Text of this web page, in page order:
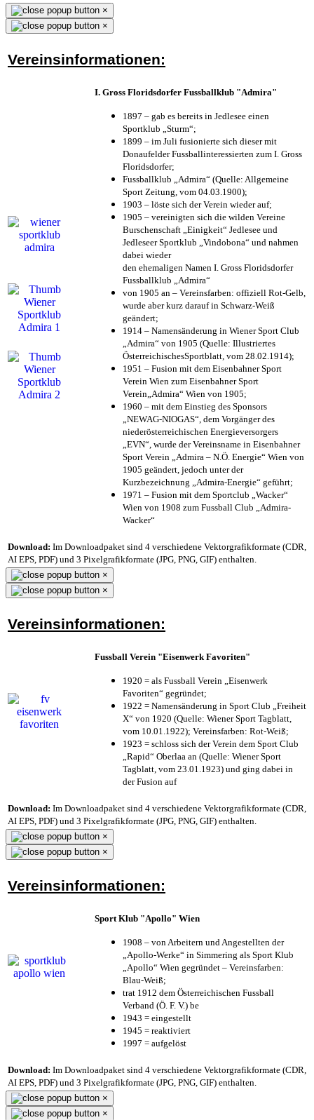
×
×
Vereinsinformationen:
I. Gross Floridsdorfer Fussballklub "Admira"
1897 – gab es bereits in Jedlesee einen
Sportklub „Sturm“;
1899 – im Juli fusionierte sich dieser mit
Donaufelder Fussballinteressierten zum I. Gross
Floridsdorfer;
Fussballklub „Admira“ (Quelle: Allgemeine
Sport Zeitung, vom 04.03.1900);
1903 – löste sich der Verein wieder auf;
1905 – vereinigten sich die wilden Vereine
Burschenschaft „Einigkeit“ Jedlesee und
Jedleseer Sportklub „Vindobona“ und nahmen
dabei wieder
den ehemaligen Namen I. Gross Floridsdorfer
Fussballklub „Admira“
von 1905 an – Vereinsfarben: offiziell Rot-Gelb,
wurde aber kurz darauf in Schwarz-Weiß
geändert;
1914 – Namensänderung in Wiener Sport Club
„Admira“ von 1905 (Quelle: Illustriertes
ÖsterreichischesSportblatt, vom 28.02.1914);
1951 – Fusion mit dem Eisenbahner Sport
Verein Wien zum Eisenbahner Sport
Verein„Admira“ Wien von 1905;
1960 – mit dem Einstieg des Sponsors
„NEWAG-NIOGAS“, dem Vorgänger des
niederösterreichischen Energieversorgers
„EVN“, wurde der Vereinsname in Eisenbahner
Sport Verein „Admira – N.Ö. Energie“ Wien von
1905 geändert, jedoch unter der
Kurzbezeichnung „Admira-Energie“ geführt;
1971 – Fusion mit dem Sportclub „Wacker“
Wien von 1908 zum Fussball Club „Admira-
Wacker“
Download: Im Downloadpaket sind 4 verschiedene Vektorgrafikformate (CDR,
AI EPS, PDF) und 3 Pixelgrafikformate (JPG, PNG, GIF) enthalten.
×
×
Vereinsinformationen:
Fussball Verein "Eisenwerk Favoriten"
1920 = als Fussball Verein „Eisenwerk
Favoriten“ gegründet;
1922 = Namensänderung in Sport Club „Freiheit
X“ von 1920 (Quelle: Wiener Sport Tagblatt,
vom 10.01.1922); Vereinsfarben: Rot-Weiß;
1923 = schloss sich der Verein dem Sport Club
„Rapid“ Oberlaa an (Quelle: Wiener Sport
Tagblatt, vom 23.01.1923) und ging dabei in
der Fusion auf
Download: Im Downloadpaket sind 4 verschiedene Vektorgrafikformate (CDR,
AI EPS, PDF) und 3 Pixelgrafikformate (JPG, PNG, GIF) enthalten.
×
×
Vereinsinformationen:
Sport Klub "Apollo" Wien
1908 – von Arbeitern und Angestellten der
„Apollo-Werke“ in Simmering als Sport Klub
„Apollo“ Wien gegründet – Vereinsfarben:
Blau-Weiß;
trat 1912 dem Österreichischen Fussball
Verband (Ö. F. V.) be
1943 = eingestellt
1945 = reaktiviert
1997 = aufgelöst
Download: Im Downloadpaket sind 4 verschiedene Vektorgrafikformate (CDR,
AI EPS, PDF) und 3 Pixelgrafikformate (JPG, PNG, GIF) enthalten.
×
×